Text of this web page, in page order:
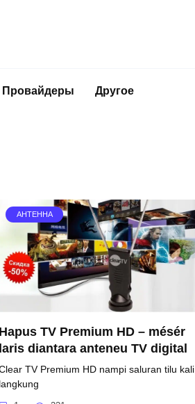
Провайдеры Другое
АНТЕННА
Hapus TV Premium HD – mésér
laris diantara anteneu TV digital
TV Premium HD nampi saluran tilu kali
langkung